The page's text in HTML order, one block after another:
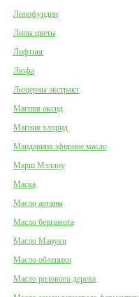
Липофундин
Липы цветы
Лифтинг
Люфа
Люцерны экстракт
Магния оксид
Магния хлорид
Мандарина эфирное масло
Марш Мэллоу
Маска
Масло арганы
Масло бергамота
Масло Мануки
Масло облепихи
Масло розового дерева